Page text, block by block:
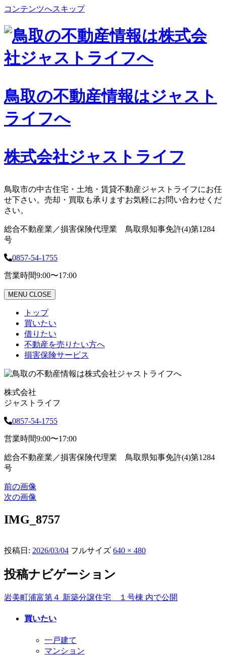
コンテンツへスキップ
鳥取の不動産情報はジャスト
ライフへ
株式会社ジャストライフ
鳥取市の中古住宅・土地・賃貸不動産ジャストライフにお任
せ下さい。売却・買取も承りますお気軽にお問い合わせくだ
さい。
総合不動産業／損害保険代理業 鳥取県知事免許(4)第1284
号
0857-54-1755
営業時間9:00〜17:00
MENU CLOSE
トップ
買いたい
借りたい
不動産を売りたい方へ
損害保険サービス
株式会社
ジャストライフ
0857-54-1755
営業時間9:00〜17:00
総合不動産業／損害保険代理業 鳥取県知事免許(4)第1284
号
前の画像
次の画像
IMG_8757
投稿日: 2026/03/04 フルサイズ 640 × 480
投稿ナビゲーション
岩美町浦富第４ 新築分譲住宅 １号棟 内で公開
買いたい
一戸建て
マンション